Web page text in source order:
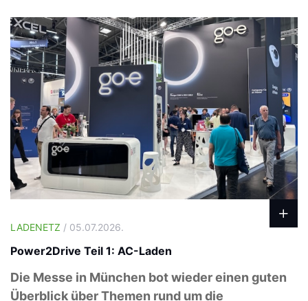
LADENETZ / 05.07.2026.
Power2Drive Teil 1: AC-Laden
Die Messe in München bot wieder einen guten
Überblick über Themen rund um die